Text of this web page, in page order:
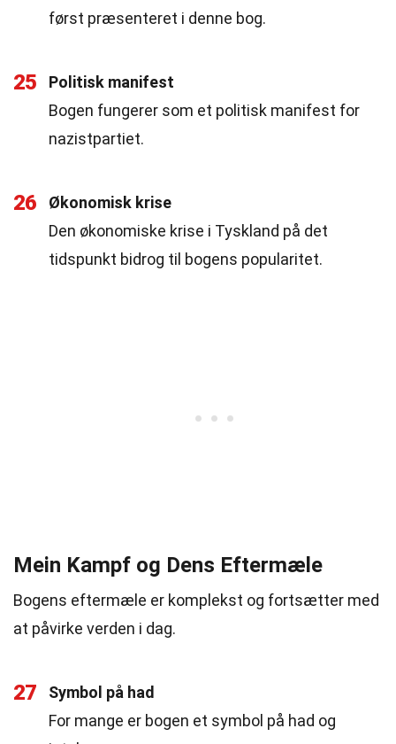
først præsenteret i denne bog.
25
Politisk manifest
Bogen fungerer som et politisk manifest for
nazistpartiet.
26
Økonomisk krise
Den økonomiske krise i Tyskland på det
tidspunkt bidrog til bogens popularitet.
Mein Kampf og Dens Eftermæle
Bogens eftermæle er komplekst og fortsætter med
at påvirke verden i dag.
27
Symbol på had
For mange er bogen et symbol på had og